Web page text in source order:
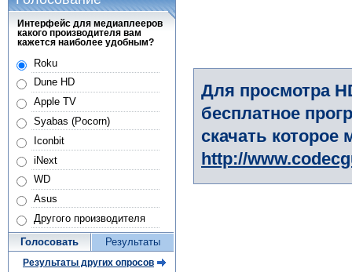
Для просмотра
бесплатное
скачать
http://
Интерфейс для медиаплееров
какого производителя вам
кажется наиболее удобным?
Roku
Dune HD
Apple TV
Syabas (Pocorn)
Iconbit
iNext
WD
Asus
Другого производителя
Голосовать Результаты
Результаты других опросов